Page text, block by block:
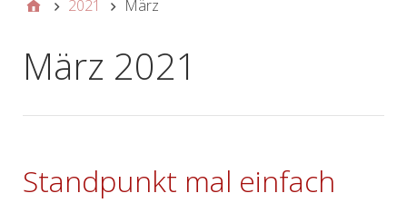
2021 März
März 2021
Standpunkt mal einfach